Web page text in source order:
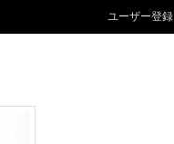
ユーザー登録